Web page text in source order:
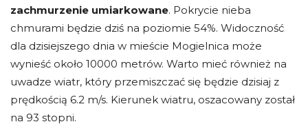
zachmurzenie umiarkowane. Pokrycie nieba
chmurami będzie dziś na poziomie 54%. Widoczność
dla dzisiejszego dnia w mieście Mogielnica może
wynieść około 10000 metrów. Warto mieć również na
uwadze wiatr, który przemiszczać się będzie dzisiaj z
prędkością 6.2 m/s. Kierunek wiatru, oszacowany został
na 93 stopni.